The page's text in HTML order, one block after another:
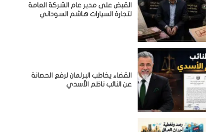
القبض على مدير عام الشركة العامة
لتجارة السيارات هاشم السوداني
القضاء يخاطب البرلمان لرفع الحصانة
عن النائب ناظم الأسدي